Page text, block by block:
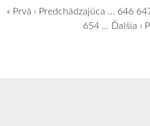
« Prvá ‹ Predchádzajúca … 646
654 … Ďalšia ›